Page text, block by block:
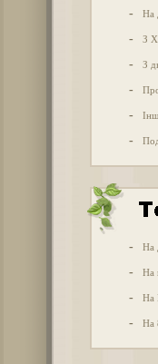
- На
- З
- З
-
-
-
- На
- На
- На
- На